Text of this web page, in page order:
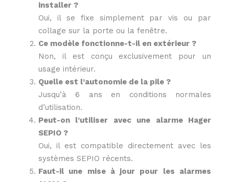
installer ?
Oui, il se fixe simplement par vis ou par
collage sur la porte ou la fenêtre.
Ce modèle fonctionne-t-il en extérieur ?
Non, il est conçu exclusivement pour un
usage intérieur.
Quelle est l’autonomie de la pile ?
Jusqu’à 6 ans en conditions normales
d’utilisation.
Peut-on l’utiliser avec une alarme Hager
SEPIO ?
Oui, il est compatible directement avec les
systèmes SEPIO récents.
Faut-il une mise à jour pour les alarmes